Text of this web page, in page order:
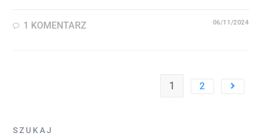
1 KOMENTARZ 06/11/2024
1 2
SZUKAJ